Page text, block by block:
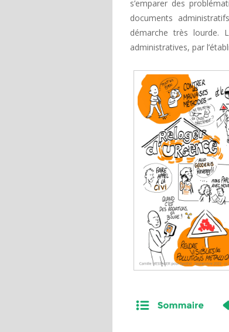
s’emparer des
documents
démarche très lourde.
administratives, par